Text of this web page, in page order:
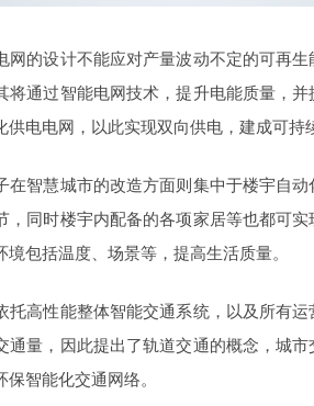
网的设计不能应对产量波动不定的可再
将通过智能电网技术，提升电能质量，
供电电网，以此实现双向供电，建成可持
在智慧城市的改造方面则集中于楼宇自
，同时楼宇内配备的各项家居等也都可
包括温度、场景等，提高生活质量。
托高性能整体智能交通系统，以及所有
通量，因此提出了轨道交通的概念，城
智能化交通网络。